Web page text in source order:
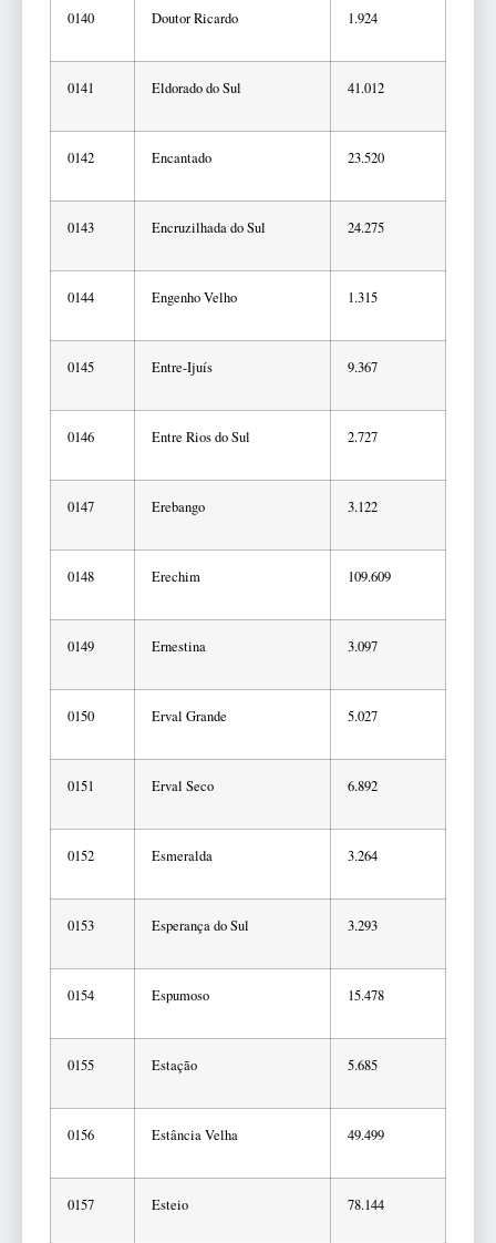
0140 Doutor Ricardo 1.924
0141 Eldorado do Sul 41.012
0142 Encantado 23.520
0143 Encruzilhada do Sul 24.275
0144 Engenho Velho 1.315
0145 Entre-Ijuís 9.367
0146 Entre Rios do Sul 2.727
0147 Erebango 3.122
0148 Erechim 109.609
0149 Ernestina 3.097
0150 Erval Grande 5.027
0151 Erval Seco 6.892
0152 Esmeralda 3.264
0153 Esperança do Sul 3.293
0154 Espumoso 15.478
0155 Estação 5.685
0156 Estância Velha 49.499
0157 Esteio 78.144